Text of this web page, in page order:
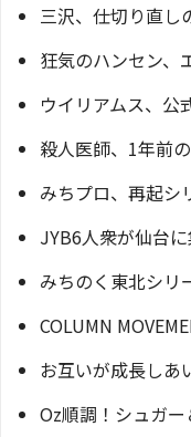
三沢、仕切り直し
狂気のハンセン、
ウイリアムス、公
殺人医師、1年前
みちプロ、再起シ
JYB6人衆が仙台に
みちのく東北シリ
COLUMN
お互いが成長しあ
Oz順調！シュガ